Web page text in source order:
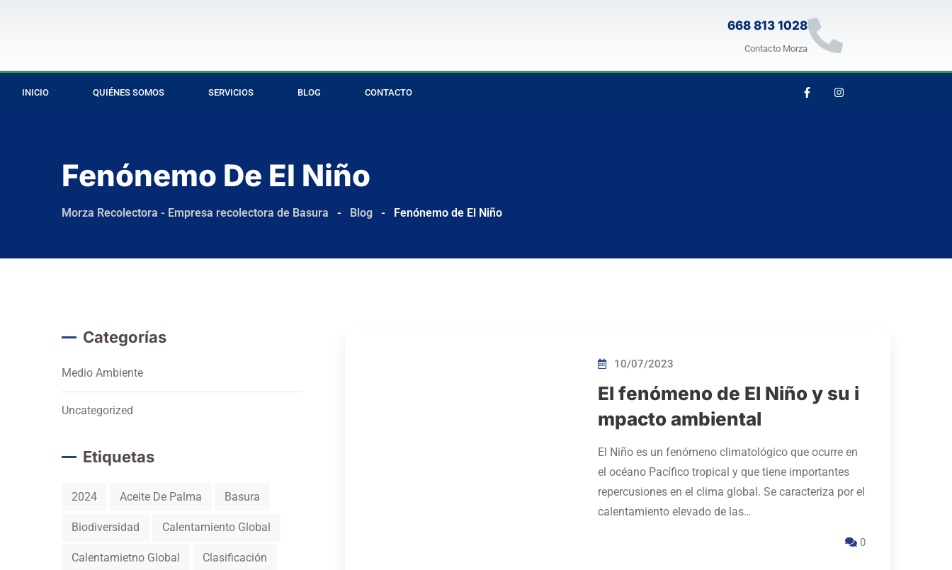
668 813 1028
Contacto Morza
INICIO QUIÉNES SOMOS SERVICIOS BLOG CONTACTO
Fenónemo De El Niño
Morza Recolectora - Empresa recolectora de Basura - Blog - Fenónemo de El Niño
Categorías
Medio Ambiente
Uncategorized
Etiquetas
2024 Aceite De Palma Basura
Biodiversidad Calentamiento Global
Calentamietno Global Clasificación
10/07/2023
El fenómeno de El Niño y su i
mpacto ambiental
El Niño es un fenómeno climatológico que ocurre en
el océano Pacífico tropical y que tiene importantes
repercusiones en el clima global. Se caracteriza por el
calentamiento elevado de las…
0